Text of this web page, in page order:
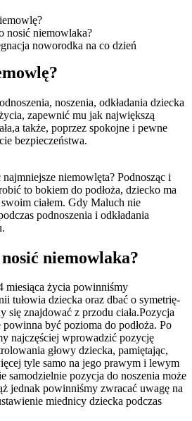
nosić niemowlaka?
noworodka na co dzień
noszenia, odkładania dziecka
zapewnić mu jak największą
także, poprzez spokojne i pewne
bezpieczeństwa.
niemowlęta? Podnosząc i
to bokiem do podłoża, dziecko ma
ciałem. Gdy Maluch nie
podnoszenia i odkładania
niemowlaka?
miesiąca życia powinniśmy
tułowia dziecka oraz dbać o symetrię-
znajdować z przodu ciała.Pozycja
być pozioma do podłoża. Po
najczęściej wprowadzić pozycję
głowy dziecka, pamiętając,
tyle samo na jego prawym i lewym
samodzielnie pozycja do noszenia może
jednak powinniśmy zwracać uwagę na
miednicy dziecka podczas